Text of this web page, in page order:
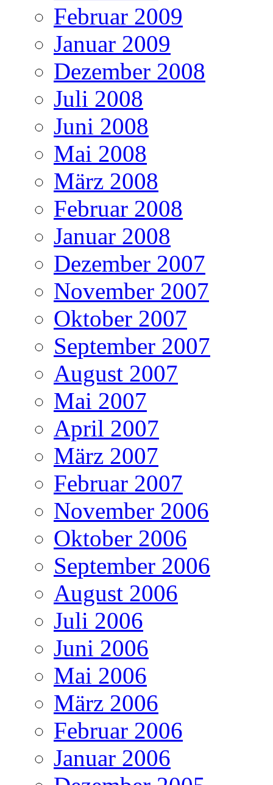
Februar 2009
Januar 2009
Dezember 2008
Juli 2008
Juni 2008
Mai 2008
März 2008
Februar 2008
Januar 2008
Dezember 2007
November 2007
Oktober 2007
September 2007
August 2007
Mai 2007
April 2007
März 2007
Februar 2007
November 2006
Oktober 2006
September 2006
August 2006
Juli 2006
Juni 2006
Mai 2006
März 2006
Februar 2006
Januar 2006